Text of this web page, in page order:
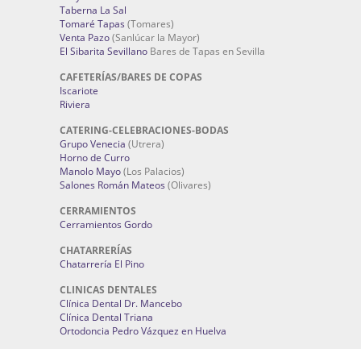
Taberna La Sal
Tomaré Tapas (Tomares)
Venta Pazo(Sanlúcar la Mayor)
El Sibarita Sevillano Bares de Tapas en Sevilla
CAFETERÍAS/BARES DE COPAS
Iscariote
Riviera
CATERING-CELEBRACIONES-BODAS
Grupo Venecia (Utrera)
Horno de Curro
Manolo Mayo(Los Palacios)
Salones Román Mateos (Olivares)
CERRAMIENTOS
Cerramientos Gordo
CHATARRERÍAS
Chatarrería El Pino
CLINICAS DENTALES
Clínica Dental Dr. Mancebo
Clínica Dental Triana
Ortodoncia Pedro Vázquez en Huelva